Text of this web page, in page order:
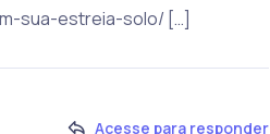
sua-estreia-solo/ […]
Acesse para responder